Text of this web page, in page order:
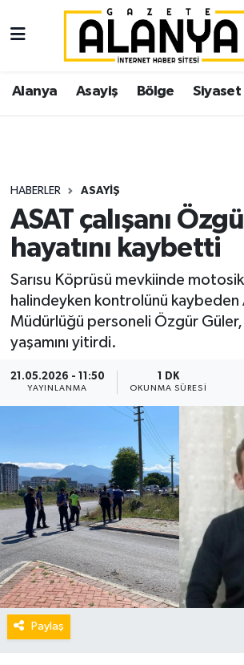
Alanya Asayiş Bölge Siyaset
HABERLER ASAYIŞ
ASAT çalışanı
hayatını kaybetti
Sarısu Köprüsü mevkiinde
halindeyken kontrolünü kaybeden
Müdürlüğü personeli Özgür
yaşamını yitirdi.
21.05.2026 - 11:50
YAYINLANMA
1 DK
OKUNMA SÜRESI
Paylaş
Alanya
Asayiş
Siyaset
Spor
Turizm
Ekonomi
Gazipaşa
İstanbul Nöbetçi Eczaneler
İstanbul Hava Durumu
Süper Lig Puan Durumu ve
Tüm Manşetler
Son Dakika Haberleri
Haber Arşivi